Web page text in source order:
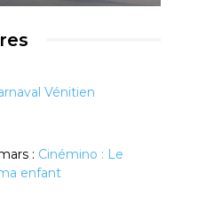
Vénitien
: Cinémino : Le
enfant